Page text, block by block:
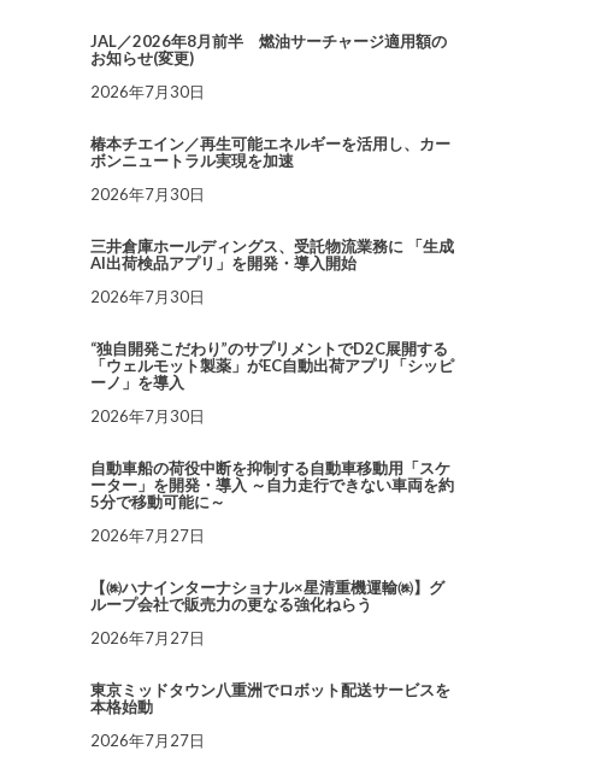
JAL／2026年8月前半 燃油サーチャージ適用額の
お知らせ(変更)
2026年7月30日
椿本チエイン／再生可能エネルギーを活用し、カー
ボンニュートラル実現を加速
2026年7月30日
三井倉庫ホールディングス、受託物流業務に 「生成
AI出荷検品アプリ」を開発・導入開始
2026年7月30日
“独自開発こだわり”のサプリメントでD2C展開する
「ウェルモット製薬」がEC自動出荷アプリ「シッピ
ーノ」を導入
2026年7月30日
自動車船の荷役中断を抑制する自動車移動用「スケ
ーター」を開発・導入 ～自力走行できない車両を約
5分で移動可能に～
2026年7月27日
【㈱ハナインターナショナル×星清重機運輸㈱】グ
ループ会社で販売力の更なる強化ねらう
2026年7月27日
東京ミッドタウン八重洲でロボット配送サービスを
本格始動
2026年7月27日